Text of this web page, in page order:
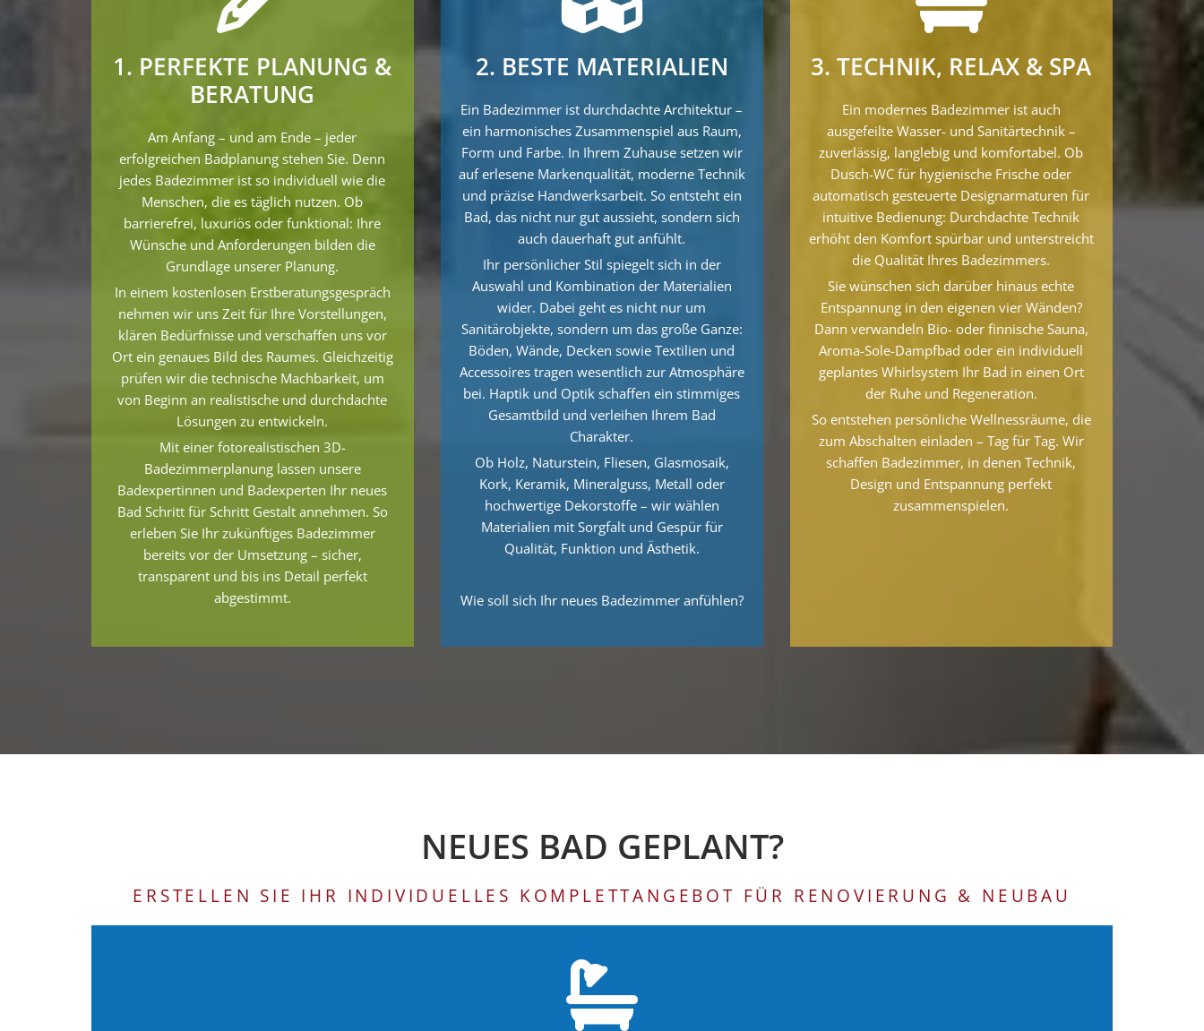
1. PERFEKTE PLANUNG &
BERATUNG
Am Anfang – und am Ende – jeder
erfolgreichen Badplanung stehen Sie. Denn
jedes Badezimmer ist so individuell wie die
Menschen, die es täglich nutzen. Ob
barrierefrei, luxuriös oder funktional: Ihre
Wünsche und Anforderungen bilden die
Grundlage unserer Planung.
In einem kostenlosen Erstberatungsgespräch
nehmen wir uns Zeit für Ihre Vorstellungen,
klären Bedürfnisse und verschaffen uns vor
Ort ein genaues Bild des Raumes. Gleichzeitig
prüfen wir die technische Machbarkeit, um
von Beginn an realistische und durchdachte
Lösungen zu entwickeln.
Mit einer fotorealistischen 3D-
Badezimmerplanung lassen unsere
Badexpertinnen und Badexperten Ihr neues
Bad Schritt für Schritt Gestalt annehmen. So
erleben Sie Ihr zukünftiges Badezimmer
bereits vor der Umsetzung – sicher,
transparent und bis ins Detail perfekt
abgestimmt.
2. BESTE MATERIALIEN
Ein Badezimmer ist durchdachte Architektur –
ein harmonisches Zusammenspiel aus Raum,
Form und Farbe. In Ihrem Zuhause setzen wir
auf erlesene Markenqualität, moderne Technik
und präzise Handwerksarbeit. So entsteht ein
Bad, das nicht nur gut aussieht, sondern sich
auch dauerhaft gut anfühlt.
Ihr persönlicher Stil spiegelt sich in der
Auswahl und Kombination der Materialien
wider. Dabei geht es nicht nur um
Sanitärobjekte, sondern um das große Ganze:
Böden, Wände, Decken sowie Textilien und
Accessoires tragen wesentlich zur Atmosphäre
bei. Haptik und Optik schaffen ein stimmiges
Gesamtbild und verleihen Ihrem Bad
Charakter.
Ob Holz, Naturstein, Fliesen, Glasmosaik,
Kork, Keramik, Mineralguss, Metall oder
hochwertige Dekorstoffe – wir wählen
Materialien mit Sorgfalt und Gespür für
Qualität, Funktion und Ästhetik.
Wie soll sich Ihr neues Badezimmer anfühlen?
3. TECHNIK, RELAX & SPA
Ein modernes Badezimmer ist auch
ausgefeilte Wasser- und Sanitärtechnik –
zuverlässig, langlebig und komfortabel. Ob
Dusch-WC für hygienische Frische oder
automatisch gesteuerte Designarmaturen für
intuitive Bedienung: Durchdachte Technik
erhöht den Komfort spürbar und unterstreicht
die Qualität Ihres Badezimmers.
Sie wünschen sich darüber hinaus echte
Entspannung in den eigenen vier Wänden?
Dann verwandeln Bio- oder finnische Sauna,
Aroma-Sole-Dampfbad oder ein individuell
geplantes Whirlsystem Ihr Bad in einen Ort
der Ruhe und Regeneration.
So entstehen persönliche Wellnessräume, die
zum Abschalten einladen – Tag für Tag. Wir
schaffen Badezimmer, in denen Technik,
Design und Entspannung perfekt
zusammenspielen.
NEUES BAD GEPLANT?
ERSTELLEN SIE IHR INDIVIDUELLES KOMPLETTANGEBOT FÜR RENOVIERUNG & NEUBAU